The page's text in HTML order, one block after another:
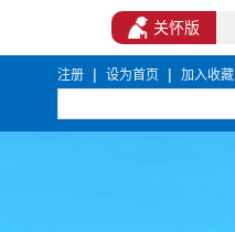
注册 | 设为首页 | 加入收藏
关怀版